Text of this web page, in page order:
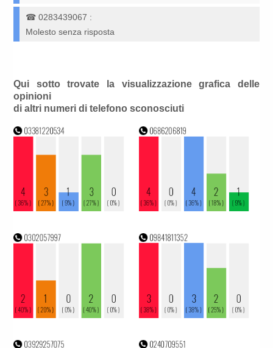
☎0283439067 :
Molesto senza risposta
Qui sotto trovate la visualizzazione grafica delle
opinioni
di altri numeri di telefono sconosciuti